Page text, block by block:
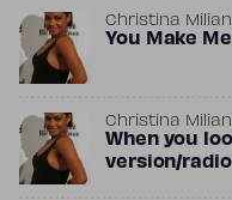
Christina Milian
You Make
Christina Milian
When you
version/